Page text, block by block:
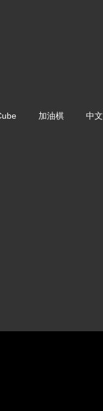
加油棋 中文